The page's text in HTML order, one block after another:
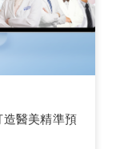
造醫美精準預